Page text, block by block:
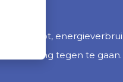
uitstoot,
tegen te gaan.